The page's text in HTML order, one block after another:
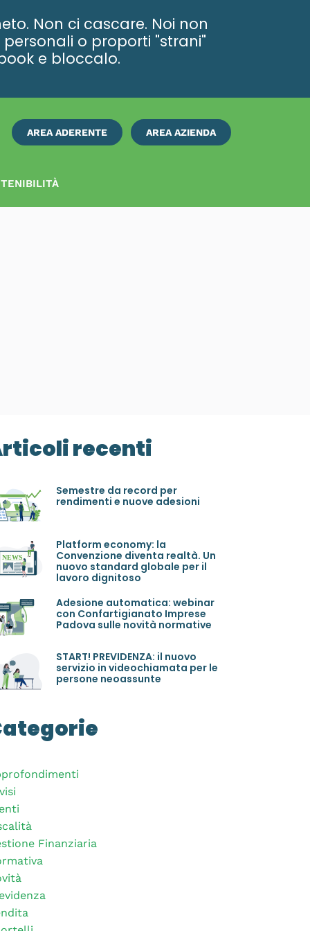
Non ci cascare. Noi non
o proporti "strani"
e bloccalo.
AREA ADERENTE AREA AZIENDA
ISCRIVITI
recenti
Semestre da record per
rendimenti e nuove adesioni
Platform economy: la
Convenzione diventa realtà. Un
nuovo standard globale per il
lavoro dignitoso
Adesione automatica: webinar
con Confartigianato Imprese
Padova sulle novità normative
START! PREVIDENZA: il nuovo
servizio in videochiamata per le
persone neoassunte
Finanziaria